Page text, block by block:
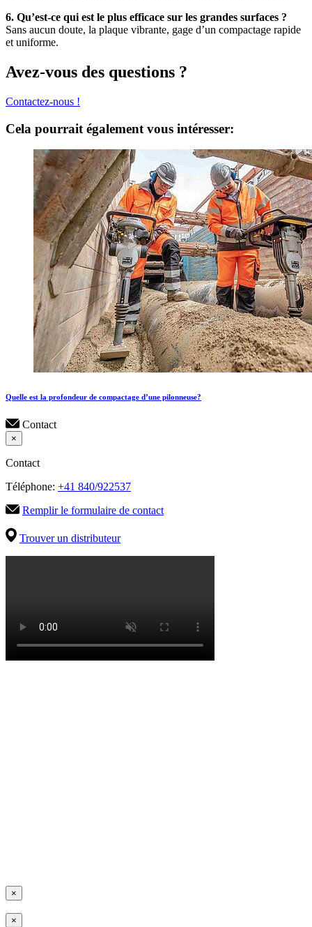
6. Qu’est-ce qui est le plus efficace sur les grandes surfaces ?
Sans aucun doute, la plaque vibrante, gage d’un compactage rapide
et uniforme.
Avez-vous des questions ?
Contactez-nous !
Cela pourrait également vous intéresser:
Quelle est la profondeur de compactage d’une pilonneuse?
Contact
×
Contact
Téléphone: +41 840/922537
Remplir le formulaire de contact
Trouver un distributeur
×
×